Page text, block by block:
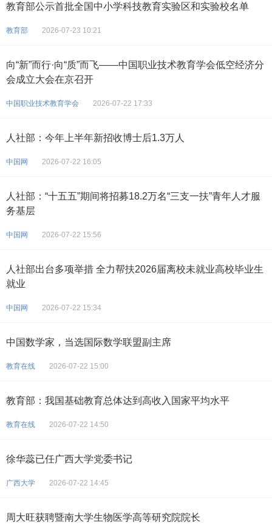
教育部公示首批全国中小学科技教育实验区和实验校名单
教育部 2026-07-23 10:21
向“新”而行·向“质”而飞——中国职业技术教育学会低空经济分
会成立大会在京召开
中国职业技术教育学会 2026-07-22 17:33
人社部：今年上半年新招收博士后1.3万人
中国网 2026-07-22 16:05
人社部：“十五五”期间将招募18.2万名“三支一扶”青年人才服
务基层
中国网 2026-07-22 15:56
人社部出台多项举措 全力帮扶2026届离校未就业高校毕业生
就业
中国网 2026-07-22 15:34
中国数学家，当选国际数学联盟副主席
教育在线 2026-07-22 15:00
教育部：我国基础教育总体达到高收入国家平均水平
教育在线 2026-07-22 14:50
徐华蕊已任广西大学党委书记
广西大学 2026-07-22 14:45
周大旺获聘暨南大学生物医学高等研究院院长